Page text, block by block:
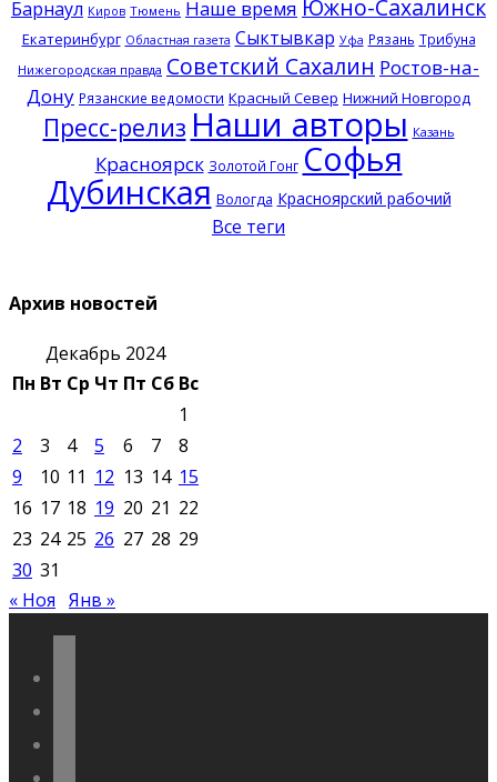
Барнаул Киров Тюмень Наше время Южно-Сахалинск
Екатеринбург Областная газета Сыктывкар Уфа Рязань Трибуна
Нижегородская правда Советский Сахалин Ростов-на-
Дону Рязанские ведомости Красный Север Нижний Новгород
Пресс-релиз Наши авторы Казань
Красноярск Золотой Гонг Софья
Дубинская Вологда Красноярский рабочий
Все теги
Архив новостей
Декабрь 2024
Пн Вт Ср Чт Пт Сб Вс
1
2
3 4 5 6 7
8
9
10 11 12 13 14 15
16 17 18 19 20 21 22
23 24 25 26 27 28 29
30 31
« Ноя Янв »